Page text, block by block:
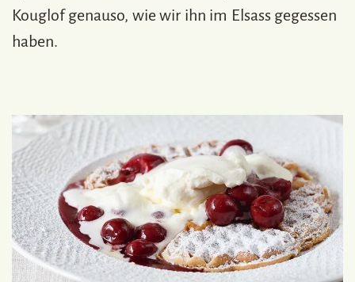
Kouglof genauso, wie wir ihn im Elsass gegessen
haben.